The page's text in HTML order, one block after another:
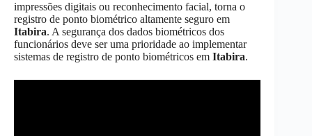
impressões digitais ou reconhecimento facial, torna o
registro de ponto biométrico altamente seguro em
Itabira. A segurança dos dados biométricos dos
funcionários deve ser uma prioridade ao implementar
sistemas de registro de ponto biométricos em Itabira.